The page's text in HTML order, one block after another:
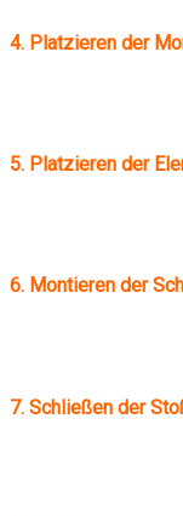
4. Platzieren der
5. Platzieren der
6. Montieren der
7. Schließen der